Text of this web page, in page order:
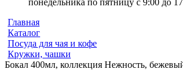
понедельника по пятницу с 9:00 до
Главная
Каталог
Посуда для чая и кофе
Кружки, чашки
Бокал 400мл, коллекция Нежность,